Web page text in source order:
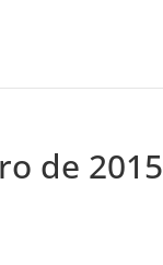
de 2015